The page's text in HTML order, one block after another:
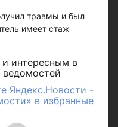
травмы и был
имеет стаж
интересным в
ведомостей
Яндекс.Новости -
в избранные